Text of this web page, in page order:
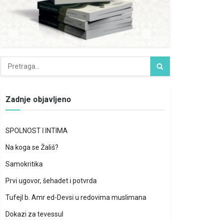
Zadnje objavljeno
SPOLNOST I INTIMA
Na koga se Žališ?
Samokritika
Prvi ugovor, šehadet i potvrda
Tufejl b. Amr ed-Devsi u redovima muslimana
Dokazi za tevessul